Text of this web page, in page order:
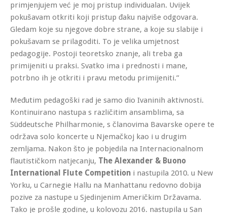
primjenjujem već je moj pristup individualan. Uvijek
pokušavam otkriti koji pristup đaku najviše odgovara.
Gledam koje su njegove dobre strane, a koje su slabije i
pokušavam se prilagoditi. To je velika umjetnost
pedagogije. Postoji teoretsko znanje, ali treba ga
primijeniti u praksi. Svatko ima i prednosti i mane,
potrbno ih je otkriti i pravu metodu primijeniti.”
Međutim pedagoški rad je samo dio Ivaninih aktivnosti.
Kontinuirano nastupa s različitim ansamblima, sa
Süddeutsche Philharmonie, s članovima Bavarske opere te
održava solo koncerte u Njemačkoj kao i u drugim
zemljama. Nakon što je pobjedila na Internacionalnom
flautističkom natjecanju, The Alexander & Buono
International Flute Competition i nastupila 2010. u New
Yorku, u Carnegie Hallu na Manhattanu redovno dobija
pozive za nastupe u Sjedinjenim Američkim Državama.
Tako je prošle godine, u kolovozu 2016. nastupila u San